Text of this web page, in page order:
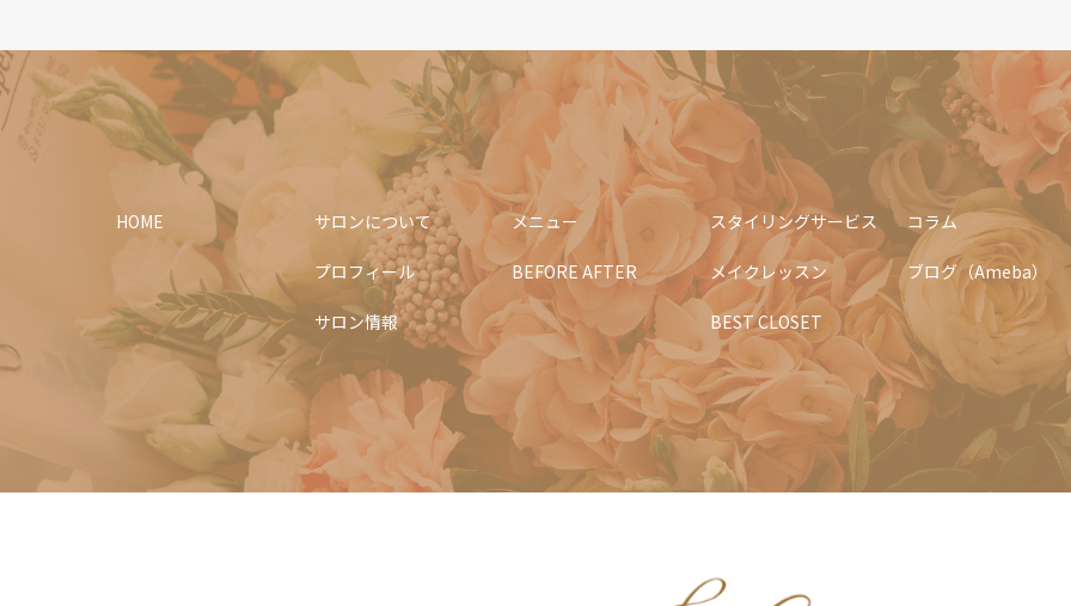
HOME サロンについて
プロフィール
サロン情報
メニュー
BEFORE AFTER
スタイリングサービス
メイクレッスン
BEST CLOSET
コラム
ブログ（Ameba）